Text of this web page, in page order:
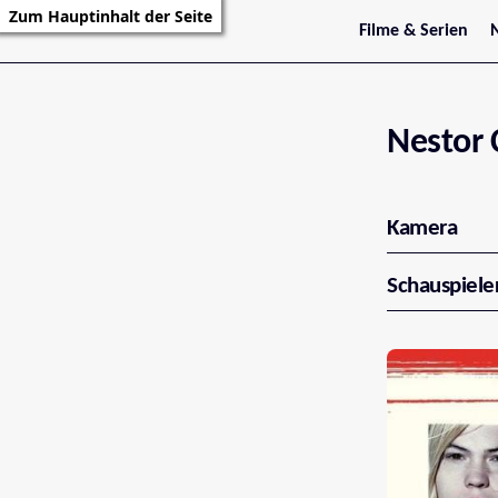
Zum Hauptinhalt der Seite
Filme & Serien
Trailer
Serienarchiv
Nestor
Kamera